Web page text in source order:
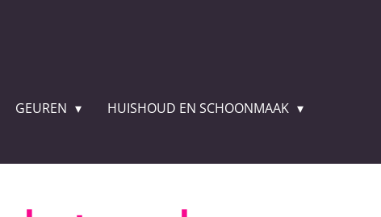
GEUREN
HUISHOUD EN SCHOONMAAK